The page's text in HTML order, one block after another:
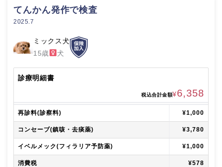
てんかん発作で検査
2025.7
ミックス犬
15歳
犬
診療明細書
税込合計金額¥6,358
再診料(診察料) ¥1,000
コンセーブ(鎮咳・去痰薬) ¥3,780
イベルメック(フィラリア予防薬) ¥1,000
消費税 ¥578